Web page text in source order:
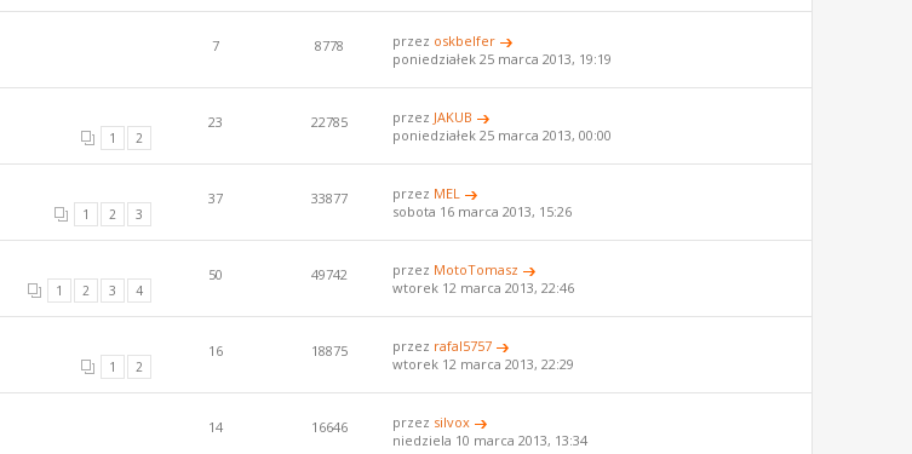
7 8778 przez oskbelfer
poniedziałek 25 marca 2013, 19:19
1 2
23 22785 przez JAKUB
poniedziałek 25 marca 2013, 00:00
1 2 3
37 33877 przez MEL
sobota 16 marca 2013, 15:26
1 2 3 4
50 49742 przez MotoTomasz
wtorek 12 marca 2013, 22:46
1 2
16 18875 przez rafal5757
wtorek 12 marca 2013, 22:29
14 16646 przez silvox
niedziela 10 marca 2013, 13:34